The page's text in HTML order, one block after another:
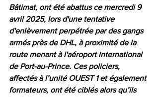
Bâtimat, ont été abattus ce mercredi 9
avril 2025, lors d'une tentative
d'enlèvement perpétrée par des gangs
armés près de DHL, à proximité de la
route menant à l'aéroport international
de Port-au-Prince. Ces policiers,
affectés à l’unité OUEST 1 et également
formateurs, ont été ciblés alors qu’ils